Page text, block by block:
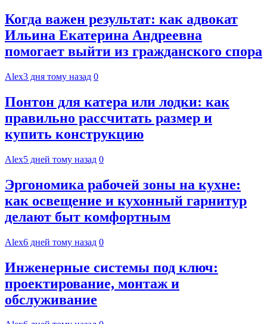
Когда важен результат: как адвокат
Ильина Екатерина Андреевна
помогает выйти из гражданского спора
Alex3 дня тому назад 0
Понтон для катера или лодки: как
правильно рассчитать размер и
купить конструкцию
Alex5 дней тому назад 0
Эргономика рабочей зоны на кухне:
как освещение и кухонный гарнитур
делают быт комфортным
Alex6 дней тому назад 0
Инженерные системы под ключ:
проектирование, монтаж и
обслуживание